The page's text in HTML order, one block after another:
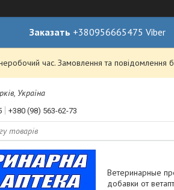
Заказать +380956665475 Viber
час. Замовлення та
Україна
+380 (98) 563-62-73
Ветеринарные
добавки от